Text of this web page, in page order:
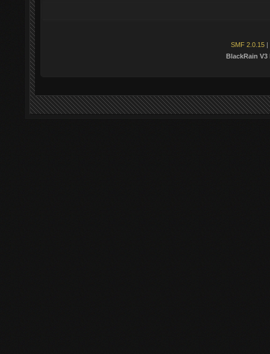
SMF 2.0.15 |
BlackRain V3